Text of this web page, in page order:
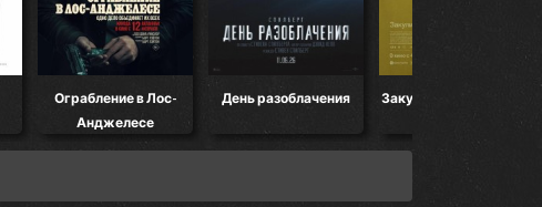
Ограбление в Лос-
Анджелесе
День разоблачения Закулисье реальности